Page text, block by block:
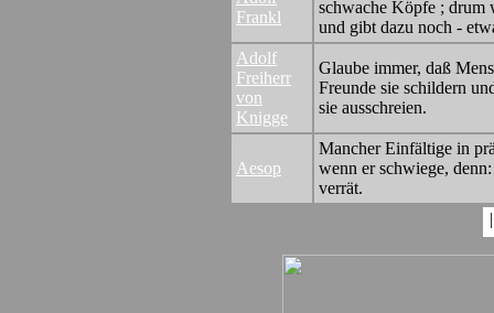
Frankl
schwache Köpfe ; drum
und gibt dazu noch -
Adolf
Freiherr
von
Knigge
Glaube immer, daß
Freunde sie schildern
sie ausschreien.
Aesop
Mancher Einfältige in
wenn er schwiege,
verrät.